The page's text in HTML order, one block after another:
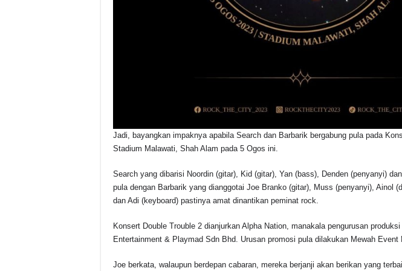
Jadi, bayangkan impaknya apabila Search dan Barbarik bergabung pula pada
Stadium Malawati, Shah Alam pada 5 Ogos ini.
Search yang dibarisi Noordin (gitar), Kid (gitar), Yan (bass), Denden (penyanyi)
pula dengan Barbarik yang dianggotai Joe Branko (gitar), Muss (penyanyi), Ainol
dan Adi (keyboard) pastinya amat dinantikan peminat rock.
Konsert Double Trouble 2 dianjurkan Alpha Nation, manakala pengurusan
Entertainment & Playmad Sdn Bhd. Urusan promosi pula dilakukan Mewah Event
Joe berkata, walaupun berdepan cabaran, mereka berjanji akan berikan yang